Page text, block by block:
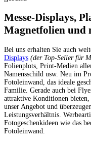
Messe-Displays,
Magnetfolien und
Bei uns erhalten Sie auch
Displays (der Top-Seller für
Folienplots, Print-Medien
Namensschild usw. Neu im
Fotoleinwand, das ideale
Familie. Gerade auch bei
attraktive Konditionen
unser Angebot und
Leistungsverhältnis.
Fotogeschenkideen wie das
Fotoleinwand.